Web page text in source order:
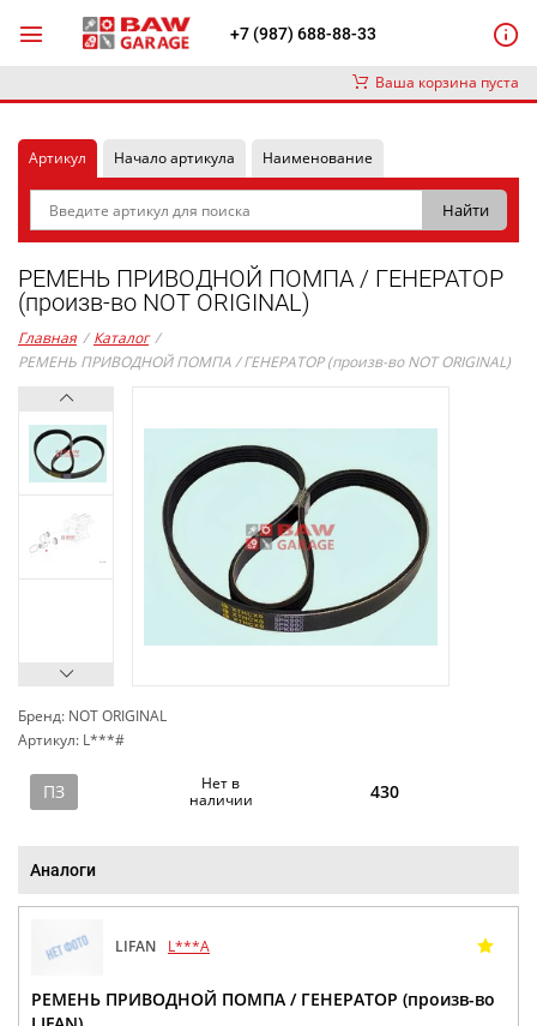
+7 (987) 688-88-33
Ваша корзина пуста
Артикул Начало артикула Наименование
РЕМЕНЬ ПРИВОДНОЙ ПОМПА / ГЕНЕРАТОР
(произв-во NOT ORIGINAL)
Главная / Каталог /
РЕМЕНЬ ПРИВОДНОЙ ПОМПА / ГЕНЕРАТОР (произв-во NOT ORIGINAL)
Бренд: NOT ORIGINAL
Артикул: L***#
ПЗ
Нет в
наличии
430
Аналоги
LIFAN L***A
РЕМЕНЬ ПРИВОДНОЙ ПОМПА / ГЕНЕРАТОР (произв-во